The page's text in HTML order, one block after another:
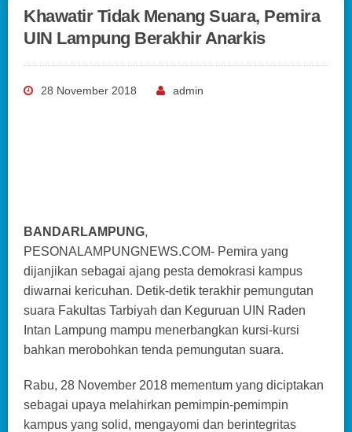
Khawatir Tidak Menang Suara, Pemira
UIN Lampung Berakhir Anarkis
28 November 2018 admin
BANDARLAMPUNG,
PESONALAMPUNGNEWS.COM- Pemira yang
dijanjikan sebagai ajang pesta demokrasi kampus
diwarnai kericuhan. Detik-detik terakhir pemungutan
suara Fakultas Tarbiyah dan Keguruan UIN Raden
Intan Lampung mampu menerbangkan kursi-kursi
bahkan merobohkan tenda pemungutan suara.
Rabu, 28 November 2018 mementum yang diciptakan
sebagai upaya melahirkan pemimpin-pemimpin
kampus yang solid, mengayomi dan berintegritas